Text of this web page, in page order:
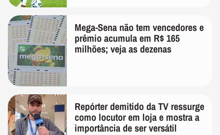
Mega-Sena não tem vencedores e
prêmio acumula em R$ 165
milhões; veja as dezenas
Repórter demitido da TV ressurge
como locutor em loja e mostra a
importância de ser versátil